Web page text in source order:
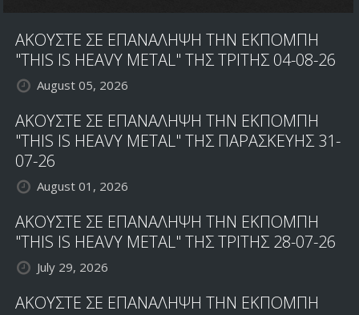
ΔΙΣΚΟ
ΑΚΟΥΣΤΕ ΣΕ ΕΠΑΝΑΛΗΨΗ ΤΗΝ ΕΚΠΟΜΠΗ
"THIS IS HEAVY METAL" ΤΗΣ ΤΡΙΤΗΣ 04-08-26
August 05, 2026
ΑΚΟΥΣΤΕ ΣΕ ΕΠΑΝΑΛΗΨΗ ΤΗΝ ΕΚΠΟΜΠΗ
"THIS IS HEAVY METAL" ΤΗΣ ΠΑΡΑΣΚΕΥΗΣ 31-
07-26
August 01, 2026
ΑΚΟΥΣΤΕ ΣΕ ΕΠΑΝΑΛΗΨΗ ΤΗΝ ΕΚΠΟΜΠΗ
"THIS IS HEAVY METAL" ΤΗΣ ΤΡΙΤΗΣ 28-07-26
July 29, 2026
ΑΚΟΥΣΤΕ ΣΕ ΕΠΑΝΑΛΗΨΗ ΤΗΝ ΕΚΠΟΜΠΗ